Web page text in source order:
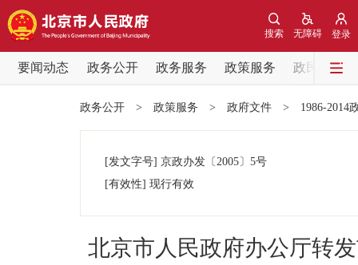
登录
无障碍
搜索
要闻动态 政务公开 政务服务 政策服务
政民互动
党中央精神
政务公开 > 政策服务 > 政府文件 > 1986-2014
[发文字号] 京政办发 〔2005〕 5号
[有效性] 现行有效
北京市人民政府办公厅转